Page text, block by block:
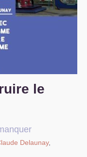
le
Delaunay,